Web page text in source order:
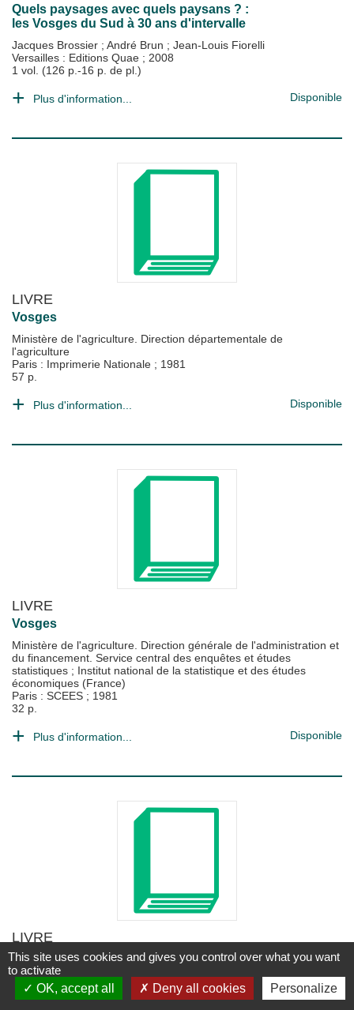
Quels paysages avec quels paysans ? :
les Vosges du Sud à 30 ans d'intervalle
Jacques Brossier ; André Brun ; Jean-Louis Fiorelli
Versailles : Editions Quae ; 2008
1 vol. (126 p.-16 p. de pl.)
Plus d'information... Disponible
LIVRE
Vosges
Ministère de l'agriculture. Direction départementale de
l'agriculture
Paris : Imprimerie Nationale ; 1981
57 p.
Plus d'information... Disponible
LIVRE
Vosges
Ministère de l'agriculture. Direction générale de l'administration et
du financement. Service central des enquêtes et études
statistiques ; Institut national de la statistique et des études
économiques (France)
Paris : SCEES ; 1981
32 p.
Plus d'information... Disponible
LIVRE
Vosges
Ministère de l'agriculture. Direction générale de l'administration et
du financement. Service central des enquêtes et études
statistiques;Institut national de la statistique et des études
This site uses cookies and gives you control over what you want
to activate
OK, accept all
Deny all cookies Personalize